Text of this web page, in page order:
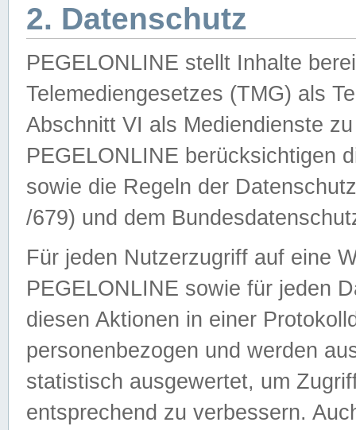
2. Datenschutz
PEGELONLINE stellt Inhalte
Telemediengesetzes (TMG) als
Abschnitt VI als Mediendienste
PEGELONLINE berücksichtigen
sowie die Regeln der
/679) und dem
Für jeden Nutzerzugriff auf eine
PEGELONLINE sowie für jeden
diesen Aktionen in einer
personenbezogen und werden
statistisch ausgewertet, um
entsprechend zu verbessern.